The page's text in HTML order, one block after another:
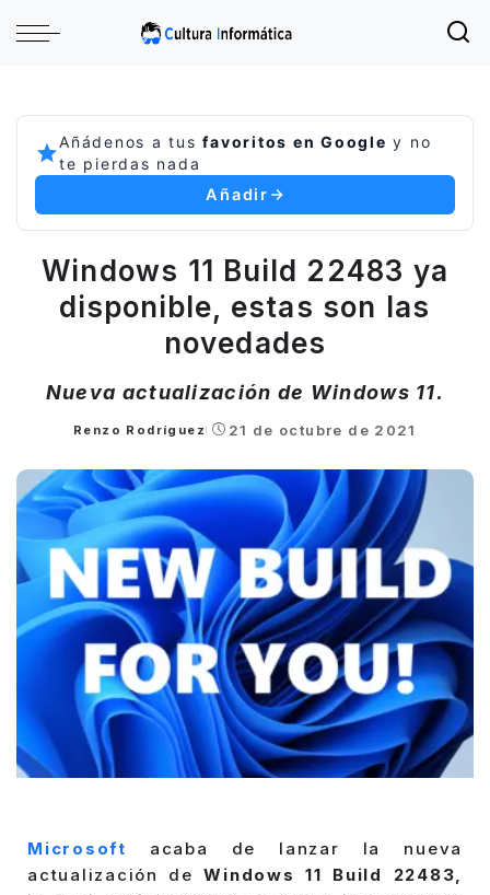
Añádenos a tusfavoritos en Google y no
te pierdas nada
Añadir
Windows 11 Build 22483 ya
disponible, estas son las
novedades
Nueva actualización de Windows 11.
Posted
Renzo Rodríguez 21 de octubre de 2021
Microsoft acaba de lanzar la nueva
actualización deWindows 11 Build 22483,